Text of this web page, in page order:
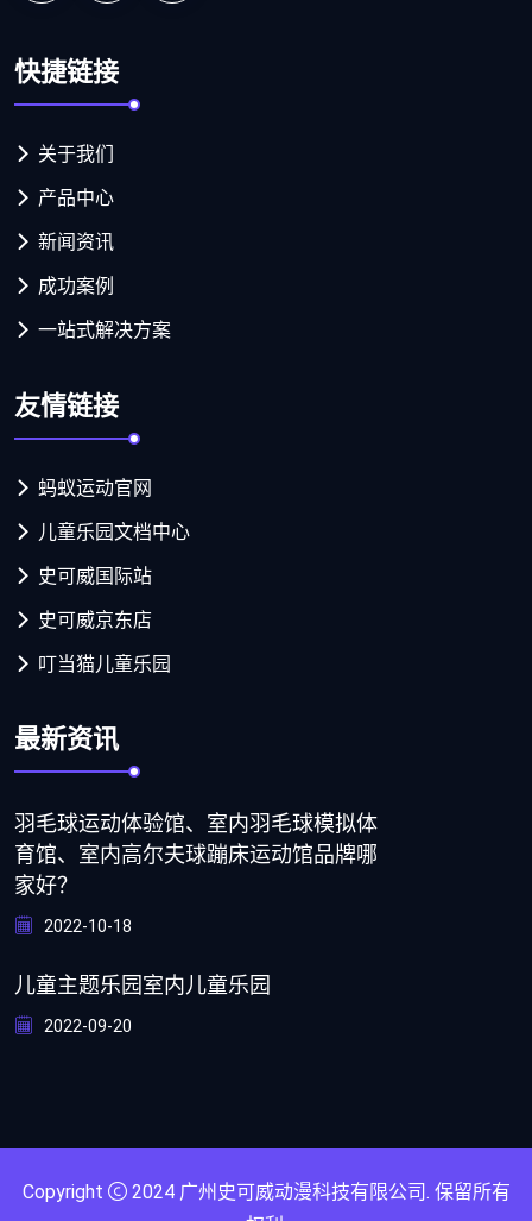
快捷链接
关于我们
产品中心
新闻资讯
成功案例
一站式解决方案
友情链接
蚂蚁运动官网
儿童乐园文档中心
史可威国际站
史可威京东店
叮当猫儿童乐园
最新资讯
羽毛球运动体验馆、室内羽毛球模拟体
育馆、室内高尔夫球蹦床运动馆品牌哪
家好？
2022-10-18
儿童主题乐园室内儿童乐园
2022-09-20
Copyright 2024 广州史可威动漫科技有限公司 . 保留所有